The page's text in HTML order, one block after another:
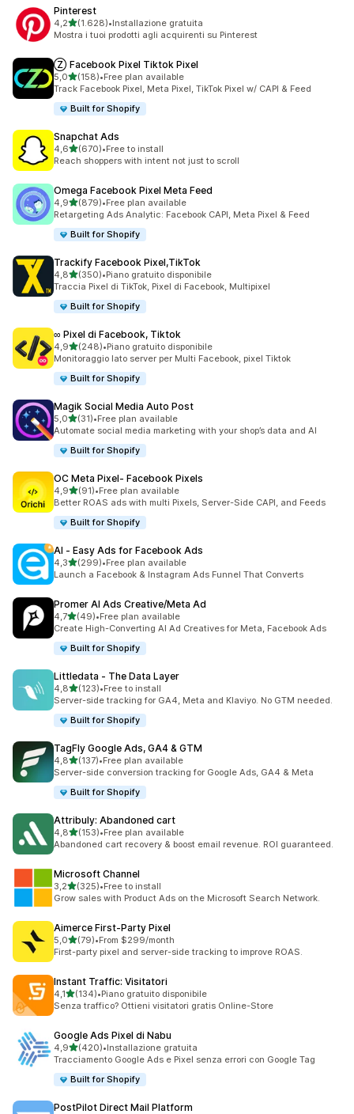
Pinterest
4,2stelle su 5
(1.628)
1628 recensioni totali
•Installazione gratuita
Mostra i tuoi prodotti agli acquirenti su Pinterest
Ⓩ Facebook Pixel Tiktok Pixel
5,0stelle su 5
(158)
158 recensioni totali
•Free plan available
Track Facebook Pixel, Meta Pixel, TikTok Pixel w/ CAPI & Feed
Built for Shopify
Snapchat Ads
4,6stelle su 5
(670)
670 recensioni totali
•Free to install
Reach shoppers with intent not just to scroll
Omega Facebook Pixel Meta Feed
4,9stelle su 5
(879)
879 recensioni totali
•Free plan available
Retargeting Ads Analytic: Facebook CAPI, Meta Pixel & Feed
Built for Shopify
Trackify Facebook Pixel,TikTok
4,8stelle su 5
(350)
350 recensioni totali
•Piano gratuito disponibile
Traccia Pixel di TikTok, Pixel di Facebook, Multipixel
Built for Shopify
∞ Pixel di Facebook, Tiktok
4,9stelle su 5
(248)
248 recensioni totali
•Piano gratuito disponibile
Monitoraggio lato server per Multi Facebook, pixel Tiktok
Built for Shopify
Magik Social Media Auto Post
5,0stelle su 5
(31)
31 recensioni totali
•Free plan available
Automate social media marketing with your shop’s data and AI
Built for Shopify
OC Meta Pixel‑ Facebook Pixels
4,9stelle su 5
(91)
91 recensioni totali
•Free plan available
Better ROAS ads with multi Pixels, Server-Side CAPI, and Feeds
Built for Shopify
AI ‑ Easy Ads for Facebook Ads
4,3stelle su 5
(299)
299 recensioni totali
•Free plan available
Launch a Facebook & Instagram Ads Funnel That Converts
Promer AI Ads Creative/Meta Ad
4,7stelle su 5
(49)
49 recensioni totali
•Free plan available
Create High-Converting AI Ad Creatives for Meta, Facebook Ads
Built for Shopify
Littledata ‑ The Data Layer
4,8stelle su 5
(123)
123 recensioni totali
•Free to install
Server-side tracking for GA4, Meta and Klaviyo. No GTM needed.
Built for Shopify
TagFly Google Ads, GA4 & GTM
4,8stelle su 5
(137)
137 recensioni totali
•Free plan available
Server-side conversion tracking for Google Ads, GA4 & Meta
Built for Shopify
Attribuly: Abandoned cart
4,8stelle su 5
(153)
153 recensioni totali
•Free plan available
Abandoned cart recovery & boost email revenue. ROI guaranteed.
Microsoft Channel
3,2stelle su 5
(325)
325 recensioni totali
•Free to install
Grow sales with Product Ads on the Microsoft Search Network.
Aimerce First‑Party Pixel
5,0stelle su 5
(79)
79 recensioni totali
•From $299/month
First-party pixel and server-side tracking to improve ROAS.
Instant Traffic: Visitatori
4,1stelle su 5
(134)
134 recensioni totali
•Piano gratuito disponibile
Senza traffico? Ottieni visitatori gratis Online-Store
Google Ads Pixel di Nabu
4,9stelle su 5
(420)
420 recensioni totali
•Installazione gratuita
Tracciamento Google Ads e Pixel senza errori con Google Tag
Built for Shopify
PostPilot Direct Mail Platform